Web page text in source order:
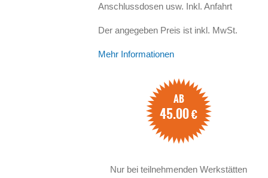
Anschlussdosen usw. Inkl. Anfahrt
Der angegeben Preis ist inkl. MwSt.
Mehr Informationen
AB
45.00€
Nur bei teilnehmenden Werkstätten